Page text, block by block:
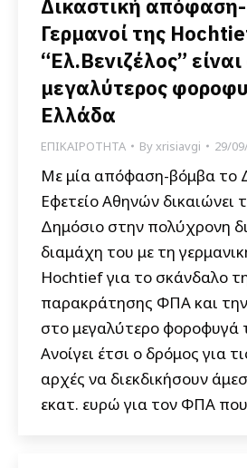
Δικαστική
Γερμανοί της
“Ελ.Βενιζέλος” είναι
μεγαλύτερος
Ελλάδα
ΕΠΙΚΑΙΡΟΤΗΤΑ Byxrisiavgi 29/
Με μία απόφαση-βόμβα το
Εφετείο Αθηνών δικαιώνει
Δημόσιο στην πολύχρονη
διαμάχη του με τη
Hochtief για το σκάνδαλο
παρακράτησης ΦΠΑ και την
στο μεγαλύτερο φοροφυγά
Ανοίγει έτσι ο δρόμος για
αρχές να διεκδικήσουν
εκατ. ευρώ για τον ΦΠΑ